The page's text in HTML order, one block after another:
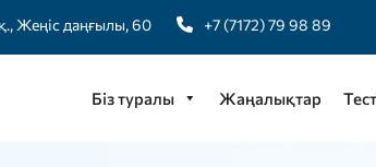
Жеңіс даңғылы, 60 +7 (7172) 79 98 89
Біз туралы Жаңалықтар